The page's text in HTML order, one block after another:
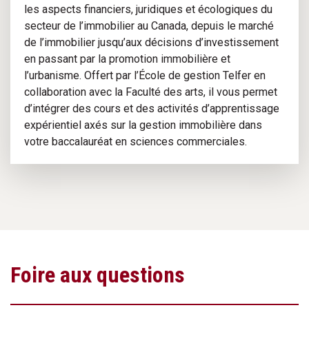
les aspects financiers, juridiques et écologiques du
secteur de l’immobilier au Canada, depuis le marché
de l’immobilier jusqu’aux décisions d’investissement
en passant par la promotion immobilière et
l’urbanisme. Offert par l’École de gestion Telfer en
collaboration avec la Faculté des arts, il vous permet
d’intégrer des cours et des activités d’apprentissage
expérientiel axés sur la gestion immobilière dans
votre baccalauréat en sciences commerciales.
Foire aux questions